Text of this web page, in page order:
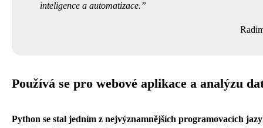
inteligence a automatizace.
Používá se pro webové aplikace a analýzu
Python se stal jedním z nejvýznamnějších programovacích